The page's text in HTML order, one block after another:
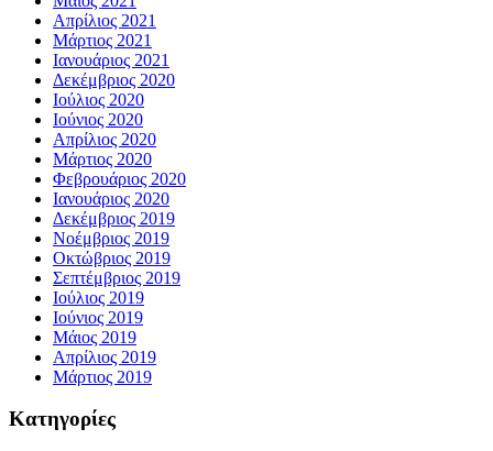
Απρίλιος 2021
Μάρτιος 2021
Ιανουάριος 2021
Δεκέμβριος 2020
Ιούλιος 2020
Ιούνιος 2020
Απρίλιος 2020
Μάρτιος 2020
Φεβρουάριος 2020
Ιανουάριος 2020
Δεκέμβριος 2019
Νοέμβριος 2019
Οκτώβριος 2019
Σεπτέμβριος 2019
Ιούλιος 2019
Ιούνιος 2019
Μάιος 2019
Απρίλιος 2019
Μάρτιος 2019
Kατηγορίες